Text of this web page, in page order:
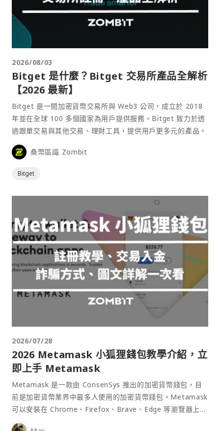
2026/08/03
Bitget 是什麼？Bitget 交易所產品全解析
【2026 最新】
Bitget 是一間加密貨幣交易所與 Web3 公司，成立於 2018
年並在全球 100 多個國家為用戶提供服務。Bitget 致力於透
過跟單交易與其他交易、理財工具，提供用戶更多元的產品。
桑幣區識 Zombit
Bitget
2026/07/28
2026 Metamask 小狐狸錢包教學介紹，立
即上手 Metamask
Metamask 是一款由 ConsenSys 推出的加密貨幣錢包，目
前是加密貨幣業界中最多人使用的加密貨幣錢包。Metamask
可以安裝在 Chrome、Firefox、Brave、Edge 等瀏覽器上作
為插件使用，具備許多功能且使用上非常方便。